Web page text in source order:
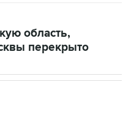
область,
перекрыто